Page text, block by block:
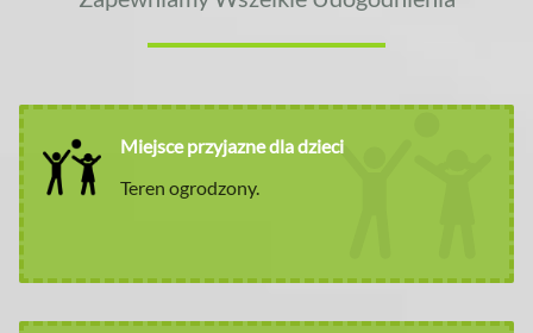
Miejsce przyjazne dla dzieci
Teren ogrodzony.